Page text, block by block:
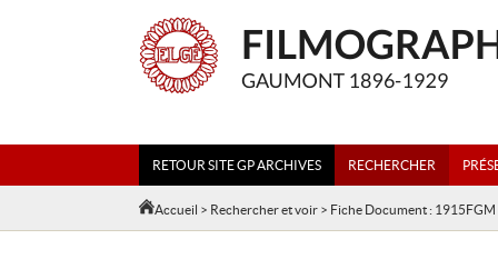
RETOUR SITE GP ARCHIVES RECHERCHER
Accueil > Rechercher et voir > Fiche Document :